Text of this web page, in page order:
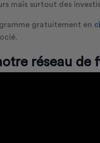
mais surtout des
gratuitement en
réseau de